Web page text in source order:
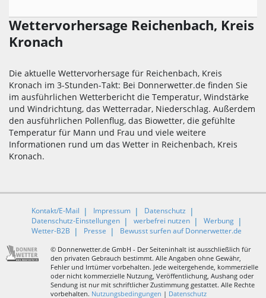
Wettervorhersage Reichenbach, Kreis
Kronach
Die aktuelle Wettervorhersage für Reichenbach, Kreis
Kronach im 3-Stunden-Takt: Bei Donnerwetter.de finden Sie
im ausführlichen Wetterbericht die Temperatur, Windstärke
und Windrichtung, das Wetterradar, Niederschlag. Außerdem
den ausführlichen Pollenflug, das Biowetter, die gefühlte
Temperatur für Mann und Frau und viele weitere
Informationen rund um das Wetter in Reichenbach, Kreis
Kronach.
Kontakt/E-Mail Impressum
Datenschutz
Datenschutz-Einstellungen
werbefrei nutzen
Werbung
Wetter-B2B
Presse Bewusst surfen auf Donnerwetter.de
© Donnerwetter.de GmbH - Der Seiteninhalt ist ausschließlich für
den privaten Gebrauch bestimmt. Alle Angaben ohne Gewähr,
Fehler und Irrtümer vorbehalten. Jede weitergehende, kommerzielle
oder nicht kommerzielle Nutzung, Veröffentlichung, Aushang oder
Sendung ist nur mit schriftlicher Zustimmung gestattet. Alle Rechte
vorbehalten. Nutzungsbedingungen | Datenschutz